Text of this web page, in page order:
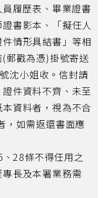
履歷表、畢業證書
書影本、「擬任人
情形具結書」等相
郵戳為憑)掛號寄送
沈小姐收。信封請
件資料不齊、未至
資料者，視為不合
，如需返還書面應
28條不得任用之
長及本署業務需